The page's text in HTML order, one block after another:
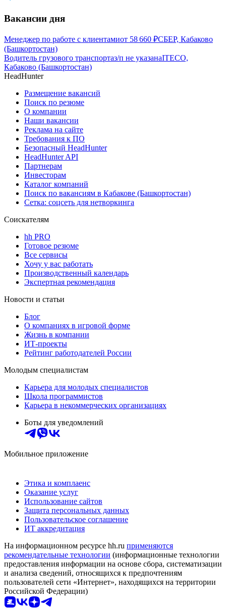
Вакансии дня
Менеджер по работе с клиентамиот 58 660 ₽СБЕР, Кабаково
(Башкортостан)
Водитель грузового транспортаз/п не указанаITECO,
Кабаково (Башкортостан)
HeadHunter
Размещение вакансий
Поиск по резюме
О компании
Наши вакансии
Реклама на сайте
Требования к ПО
Безопасный HeadHunter
HeadHunter API
Партнерам
Инвесторам
Каталог компаний
Поиск по вакансиям в Кабакове (Башкортостан)
Сетка: соцсеть для нетворкинга
Соискателям
hh PRO
Готовое резюме
Все сервисы
Хочу у вас работать
Производственный календарь
Экспертная рекомендация
Новости и статьи
Блог
О компаниях в игровой форме
Жизнь в компании
ИТ-проекты
Рейтинг работодателей России
Молодым специалистам
Карьера для молодых специалистов
Школа программистов
Карьера в некоммерческих организациях
Боты для уведомлений
Мобильное приложение
Этика и комплаенс
Оказание услуг
Использование сайтов
Защита персональных данных
Пользовательское соглашение
ИТ аккредитация
На информационном ресурсе hh.ru применяются
рекомендательные технологии (информационные технологии
предоставления информации на основе сбора, систематизации
и анализа сведений, относящихся к предпочтениям
пользователей сети «Интернет», находящихся на территории
Российской Федерации)